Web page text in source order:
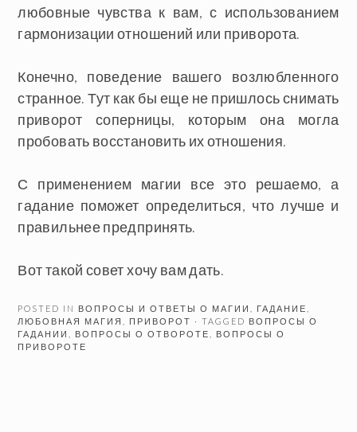
любовные чувства к вам, с использованием
гармонизации отношений или приворота.
Конечно, поведение вашего возлюбленного
странное. Тут как бы еще не пришлось снимать
приворот соперницы, которым она могла
пробовать восстановить их отношения.
С применением магии все это решаемо, а
гадание поможет определиться, что лучше и
правильнее предпринять.
Вот такой совет хочу вам дать.
POSTED IN ВОПРОСЫ И ОТВЕТЫ О МАГИИ ГАДАНИЕ
ЛЮБОВНАЯ МАГИЯ
ПРИВОРОТ · TAGGED ВОПРОСЫ О
ГАДАНИИ
ВОПРОСЫ О ОТВОРОТЕ
ВОПРОСЫ О
ПРИВОРОТЕ